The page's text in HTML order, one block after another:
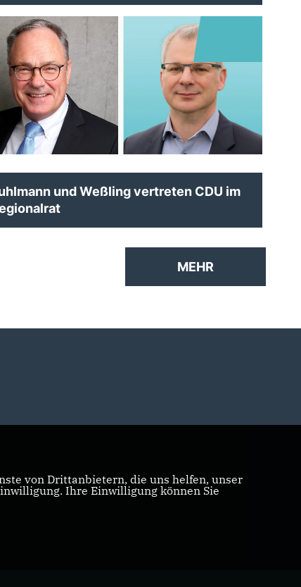
und Weßling vertreten CDU im
MEHR
von Drittanbietern, die uns helfen, unser
Ihre Einwilligung können Sie